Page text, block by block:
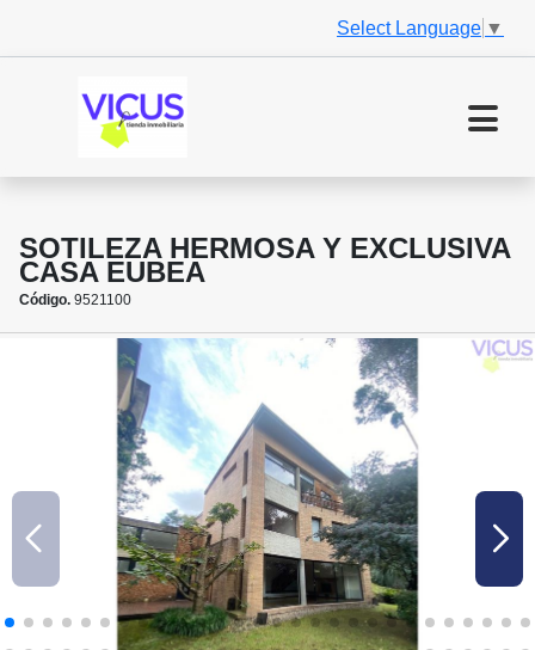
Select Language ▼
SOTILEZA HERMOSA Y EXCLUSIVA
CASA EUBEA
Código. 9521100